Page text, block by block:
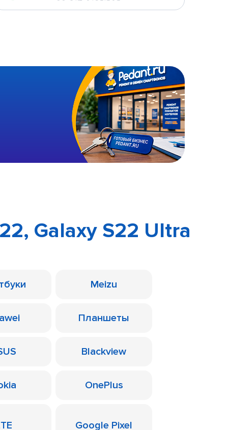
Galaxy S22 Ultra
Meizu
Планшеты
Blackview
OnePlus
Google Pixel